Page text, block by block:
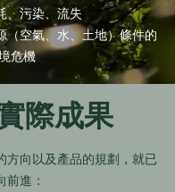
、污染、流失
（空氣、水、土地）條件的
危機
際成果
方向以及產品的規劃，就已
前進：